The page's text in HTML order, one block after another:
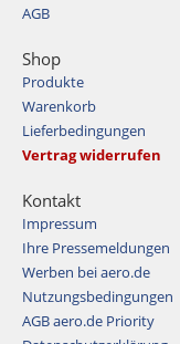
AGB
Shop
Produkte
Warenkorb
Lieferbedingungen
Vertrag widerrufen
Kontakt
Impressum
Ihre Pressemeldungen
Werben bei aero.de
Nutzungsbedingungen
AGB aero.de Priority